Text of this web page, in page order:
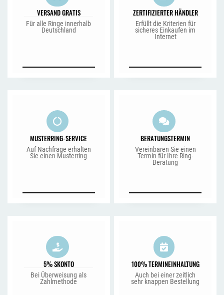
VERSAND GRATIS
Für alle Ringe innerhalb
Deutschland
ZERTIFIZIERTER HÄNDLER
Erfüllt die Kriterien für
sicheres Einkaufen im
Internet
MUSTERRING-SERVICE
Auf Nachfrage erhalten
Sie einen Musterring
BERATUNGSTERMIN
Vereinbaren Sie einen
Termin für Ihre Ring-
Beratung
5% SKONTO
Bei Überweisung als
Zahlmethode
100% TERMINEINHALTUNG
Auch bei einer zeitlich
sehr knappen Bestellung